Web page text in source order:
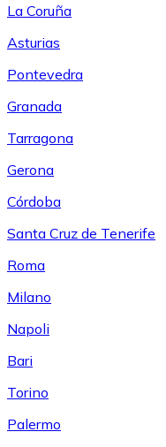
La Coruña
Asturias
Pontevedra
Granada
Tarragona
Gerona
Córdoba
Santa Cruz de Tenerife
Roma
Milano
Napoli
Bari
Torino
Palermo